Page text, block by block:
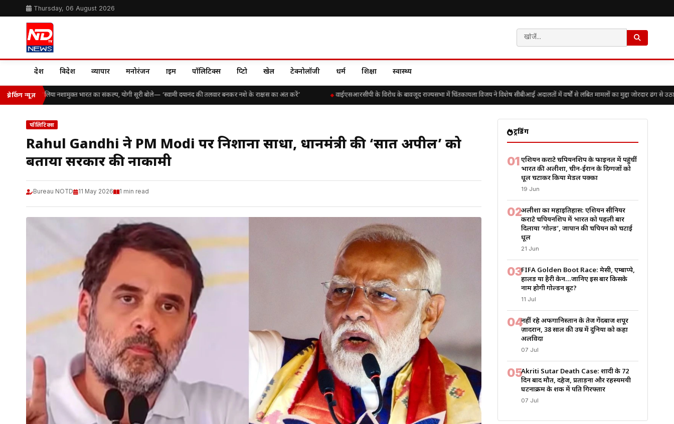
Thursday, 06 August 2026
देश विदेश व्यापार मनोरंजन क्राइम पॉलिटिक्स क्रिप्टो खेल टेक्नोलॉजी धर्म शिक्षा स्वास्थ्य
ब्रेकिंग न्यूज़
विद्यार्थियों ने लिया नशामुक्त भारत का संकल्प, योगी सूरी बोले— ‘स्वामी दयानंद की तलवार बनकर नशे के राक्षस का अंत करें’ वाईएसआरसीपी के विरोध के बावजूद राज्यसभा में चिंतकायला विजय ने विशेष सीबीआई अदालतों में वर्षों से लंबित मामलों का मुद्दा जोरदार ढंग से उठाया
पॉलिटिक्स
Rahul Gandhi ने PM Modi पर निशाना साधा, प्रधानमंत्री की ‘सात अपील’ को
बताया सरकार की नाकामी
Bureau NOTD 11 May 2026 1 min read
ट्रेंडिंग
01एशियन कराटे चैंपियनशिप के फाइनल में पहुंचीं
भारत की अलीशा, चीन-ईरान के दिग्गजों को
धूल चटाकर किया मेडल पक्का
19 Jun
02अलीशा का महाइतिहास: एशियन सीनियर
कराटे चैंपियनशिप में भारत को पहली बार
दिलाया ‘गोल्ड’, जापान की चैंपियन को चटाई
धूल
21 Jun
03FIFA Golden Boot Race: मेसी, एम्बाप्पे,
हालैंड या हैरी केन…जानिए इस बार किसके
नाम होगी गोल्डन बूट?
11 Jul
04नहीं रहे अफगानिस्तान के तेज गेंदबाज शपूर
ज़ादरान, 38 साल की उम्र में दुनिया को कहा
अलविदा
07 Jul
05Akriti Sutar Death Case: शादी के 72
दिन बाद मौत, दहेज, प्रताड़ना और रहस्यमयी
घटनाक्रम के शक में पति गिरफ्तार
07 Jul